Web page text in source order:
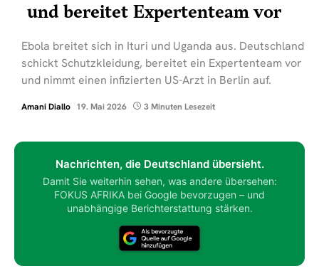
und bereitet Expertenteam vor
Ebola breitet sich in Ituri und Uganda aus. Deutschland
schickt Schutzkleidung, bereitet ein Expertenteam vor
und nimmt einen infizierten US-Arzt in Berlin auf.
Amani Diallo 19. Mai 2026 3 Minuten Lesezeit
Nachrichten, die Deutschland übersieht.
Damit Sie weiterhin sehen, was andere übersehen:
FOKUS AFRIKA bei Google bevorzugen – und
unabhängige Berichterstattung stärken.